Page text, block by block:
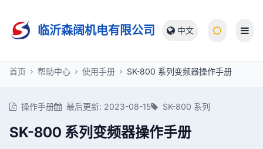
临沂森阔机电有限公司 中文
首页 帮助中心 使用手册 SK-800 系列变频器操作手册
操作手册 最后更新: 2023-08-15 SK-800 系列
SK-800 系列变频器操作手册